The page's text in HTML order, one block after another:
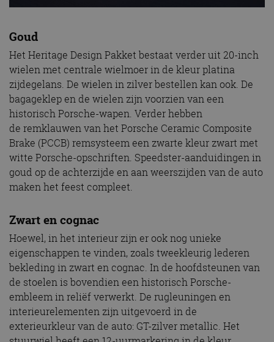
Goud
Het Heritage Design Pakket bestaat verder uit 20-inch
wielen met centrale wielmoer in de kleur platina
zijdegelans. De wielen in zilver bestellen kan ook. De
bagageklep en de wielen zijn voorzien van een
historisch Porsche-wapen. Verder hebben
de remklauwen van het Porsche Ceramic Composite
Brake (PCCB) remsysteem een zwarte kleur zwart met
witte Porsche-opschriften. Speedster-aanduidingen in
goud op de achterzijde en aan weerszijden van de auto
maken het feest compleet.
Zwart en cognac
Hoewel, in het interieur zijn er ook nog unieke
eigenschappen te vinden, zoals tweekleurig lederen
bekleding in zwart en cognac. In de hoofdsteunen van
de stoelen is bovendien een historisch Porsche-
embleem in reliëf verwerkt. De rugleuningen en
interieurelementen zijn uitgevoerd in de
exterieurkleur van de auto: GT-zilver metallic. Het